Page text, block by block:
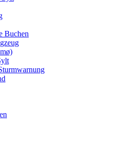
Buchen